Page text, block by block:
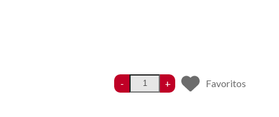
- + Favoritos